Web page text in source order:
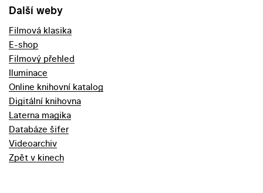
Další weby
Filmová klasika
E-shop
Filmový přehled
Iluminace
Online knihovní katalog
Digitální knihovna
Laterna magika
Databáze šifer
Videoarchiv
Zpět v kinech